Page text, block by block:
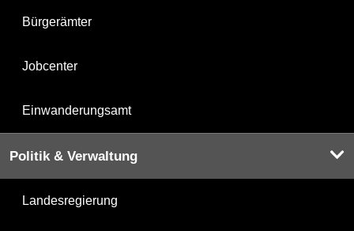
Bürgerämter
Jobcenter
Einwanderungsamt
Politik & Verwaltung
Landesregierung